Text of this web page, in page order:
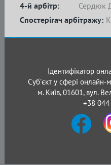
4-й арбітр:
Сердюк
Спостерігач арбітражу:
Ідентифікатор
Суб'єкт у сфері онлайн-
м. Київ, 01601, вул.
+38